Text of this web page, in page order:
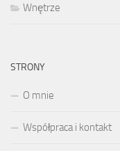
Wnętrze
STRONY
O mnie
Współpraca i kontakt